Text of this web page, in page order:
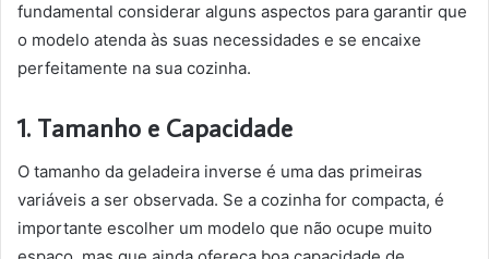
fundamental considerar alguns aspectos para garantir que
o modelo atenda às suas necessidades e se encaixe
perfeitamente na sua cozinha.
1. Tamanho e Capacidade
O tamanho da geladeira inverse é uma das primeiras
variáveis a ser observada. Se a cozinha for compacta, é
importante escolher um modelo que não ocupe muito